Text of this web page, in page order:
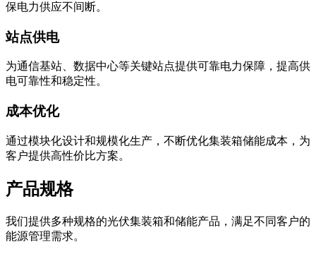
保电力供应不间断。
站点供电
为通信基站、数据中心等关键站点提供可靠电力保障，提高供
电可靠性和稳定性。
成本优化
通过模块化设计和规模化生产，不断优化集装箱储能成本，为
客户提供高性价比方案。
产品规格
我们提供多种规格的光伏集装箱和储能产品，满足不同客户的
能源管理需求。